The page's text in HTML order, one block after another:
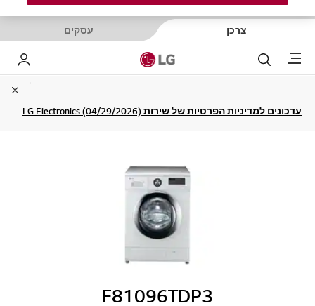
צרכן עסקים
Menu לחפש LG שלי
עדכונים למדיניות הפרטיות של שירות LG Electronics (04/29/2026)
F81096TDP3